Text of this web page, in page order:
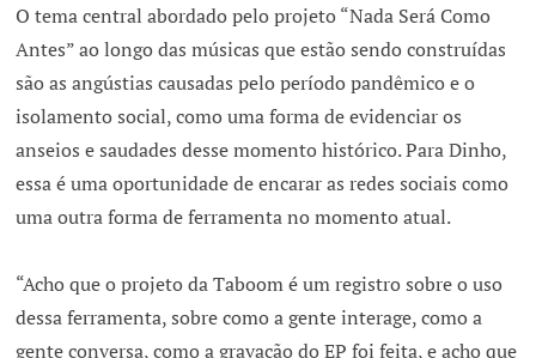
O tema central abordado pelo projeto “Nada Será Como
Antes” ao longo das músicas que estão sendo construídas
são as angústias causadas pelo período pandêmico e o
isolamento social, como uma forma de evidenciar os
anseios e saudades desse momento histórico. Para Dinho,
essa é uma oportunidade de encarar as redes sociais como
uma outra forma de ferramenta no momento atual.
“Acho que o projeto da Taboom é um registro sobre o uso
dessa ferramenta, sobre como a gente interage, como a
gente conversa, como a gravação do EP foi feita, e acho que